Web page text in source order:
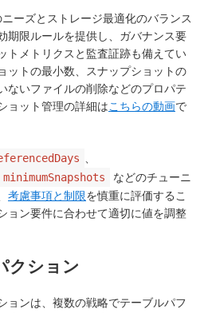
ーズとストレージ最適化のバランス
期限ルールを提供し、ガバナンス要
トメトリクスと監査証跡も備えてい
ットの最小数、スナップショットの
ないファイルの削除などのプロパテ
ョット管理の詳細はこちらの動画で
minimumSnapshots
などのチューニ
考慮事項と制限を慎重に評価するこ
ョン要件に合わせて適切に値を調整
クション
ョンは、複数の戦略でテーブルパフ